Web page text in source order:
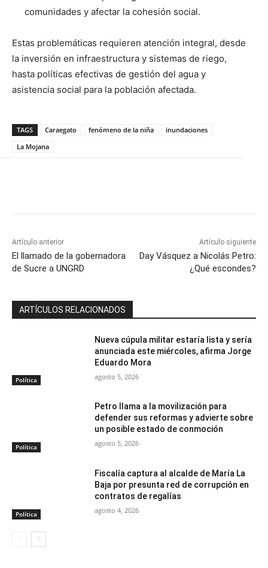
comunidades y afectar la cohesión social.
Estas problemáticas requieren atención integral, desde
la inversión en infraestructura y sistemas de riego,
hasta políticas efectivas de gestión del agua y
asistencia social para la población afectada.
TAGS Caraegato fenómeno de la niña
inundaciones
La Mojana
Artículo anterior
El llamado de la gobernadora
de Sucre a UNGRD
Artículo siguiente
Day Vásquez a Nicolás Petro:
¿Qué escondes?
ARTÍCULOS RELACIONADOS
Política
Nueva cúpula militar estaría lista y sería
anunciada este miércoles, afirma Jorge
Eduardo Mora
agosto 5, 2026
Política
Petro llama a la movilización para
defender sus reformas y advierte sobre
un posible estado de conmoción
agosto 5, 2026
Política
Fiscalía captura al alcalde de María La
Baja por presunta red de corrupción en
contratos de regalías
agosto 4, 2026